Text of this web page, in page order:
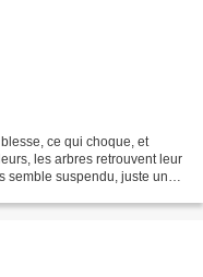
ce qui choque, et
les arbres retrouvent leur
semble suspendu, juste un